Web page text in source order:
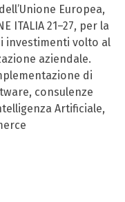
Europea,
ITALIA 21–27, per la
investimenti volto al
aziendale.
di
consulenze
Artificiale,